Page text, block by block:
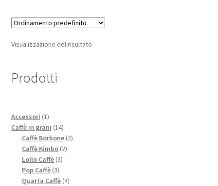
Visualizzazione del risultato
Prodotti
Accessori 11
prodotto
Caffè in grani 1414
prodotti
Caffè Borbone 22
Caffè Kimbo 22
Lollo Caffè 33
Pop Caffè 33
prodotti
Quarta Caffè 44